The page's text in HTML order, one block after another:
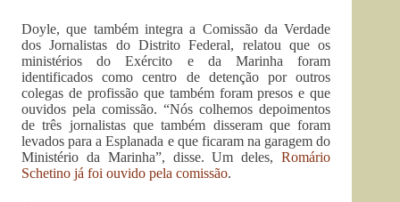
Doyle, que também integra a Comissão da Verdade
dos Jornalistas do Distrito Federal, relatou que os
ministérios do Exército e da Marinha foram
identificados como centro de detenção por outros
colegas de profissão que também foram presos e que
ouvidos pela comissão. “Nós colhemos depoimentos
de três jornalistas que também disseram que foram
levados para a Esplanada e que ficaram na garagem do
Ministério da Marinha”, disse. Um deles,Romário
Schetino já foi ouvido pela comissão.